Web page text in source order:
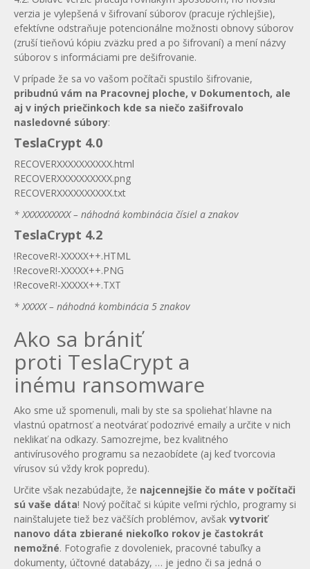
verzia je vylepšená v šifrovaní súborov (pracuje rýchlejšie),
efektívne odstraňuje potencionálne možnosti obnovy súborov
(zruší tieňovú kópiu zväzku pred a po šifrovaní) a mení názvy
súborov s informáciami pre dešifrovanie.
V prípade že sa vo vašom počítači spustilo šifrovanie,
pribudnú vám na Pracovnej ploche, v Dokumentoch, ale
aj v iných priečinkoch kde sa niečo zašifrovalo
nasledovné súbory:
TeslaCrypt 4.0
RECOVERXXXXXXXXXX.html
RECOVERXXXXXXXXXX.png
RECOVERXXXXXXXXXX.txt
* XXXXXXXXXX – náhodná kombinácia čísiel a znakov
TeslaCrypt 4.2
!RecoveR!-XXXXX++.HTML
!RecoveR!-XXXXX++.PNG
!RecoveR!-XXXXX++.TXT
* XXXXX – náhodná kombinácia 5 znakov
Ako sa brániť
proti TeslaCrypt a
inému ransomware
Ako sme už spomenuli, mali by ste sa spoliehať hlavne na
vlastnú opatrnosť a neotvárať podozrivé emaily a určite v nich
neklikať na odkazy. Samozrejme, bez kvalitného
antivírusového programu sa nezaobídete (aj keď tvorcovia
vírusov sú vždy krok popredu).
Určite však nezabúdajte, že najcennejšie čo máte v počítači
sú vaše dáta! Nový počítač si kúpite veľmi rýchlo, programy si
nainštalujete tiež bez väčších problémov, avšak vytvoriť
nanovo dáta zbierané niekoľko rokov je častokrát
nemožné. Fotografie z dovoleniek, pracovné tabuľky a
dokumenty, účtovné databázy, … je jedno či sa jedná o